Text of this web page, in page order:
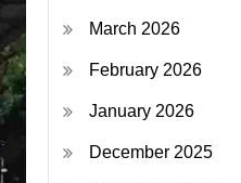
March 2026
February 2026
January 2026
December 2025